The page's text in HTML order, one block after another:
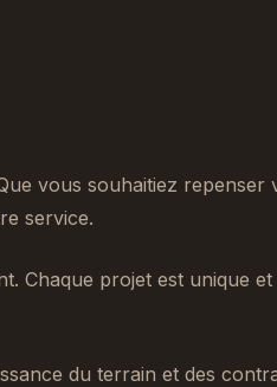
vous souhaitiez repenser
service.
Chaque projet est unique et
du terrain et des